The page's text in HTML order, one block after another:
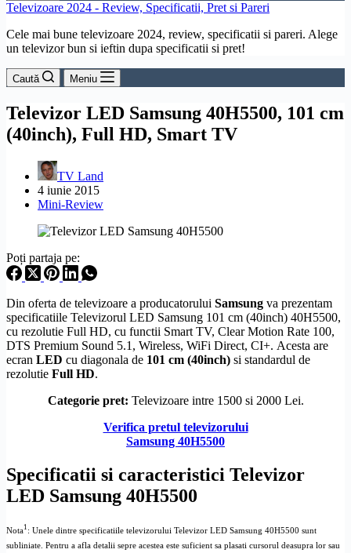
Televizoare 2024 - Review, Specificatii, Pret si Pareri
Cele mai bune televizoare 2024, review, specificatii si pareri. Alege
un televizor bun si ieftin dupa specificatii si pret!
Caută Meniu
Televizor LED Samsung 40H5500, 101 cm
(40inch), Full HD, Smart TV
TV Land
4 iunie 2015
Mini-Review
Poți partaja pe:
Din oferta de televizoare a producatorului Samsung va prezentam
specificatiile Televizorul LED Samsung 101 cm (40inch) 40H5500,
cu rezolutie Full HD, cu functii Smart TV, ClearMotion Rate 100,
DTS Premium Sound 5.1, Wireless, WiFi Direct, CI+. Acesta are
ecran LED cu diagonala de 101 cm (40inch) si standardul de
rezolutie Full HD.
Categorie pret: Televizoare intre 1500 si 2000 Lei.
Verifica pretul televizorului
Samsung 40H5500
Specificatii si caracteristici Televizor
LED Samsung 40H5500
Nota1 : Unele dintre specificatiile televizorului Televizor LED Samsung 40H5500 sunt
subliniate. Pentru a afla detalii sepre acestea este suficient sa plasati cursorul deasupra lor sau